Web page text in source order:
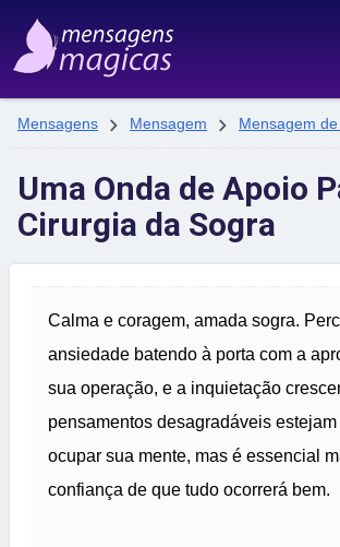
Mensagens  Mensagem  Mensagem
Uma Onda de Apoio
Cirurgia da Sogra
Calma e coragem, amada sogra.
ansiedade batendo à porta com a
sua operação, e a inquietação
pensamentos desagradáveis
ocupar sua mente, mas é essencial
confiança de que tudo ocorrerá bem.